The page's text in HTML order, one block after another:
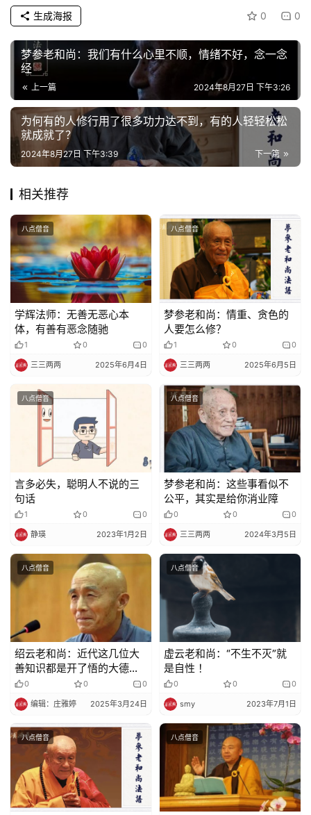
0 0
生成海报
梦参老和尚：我们有什么心里不顺，情绪不好，念一念
经
上一篇 2024年8月27日 下午3:26
为何有的人修行用了很多功力达不到，有的人轻轻松松
就成就了？
下一篇
2024年8月27日 下午3:39
相关推荐
八点僧音
学辉法师：无善无恶心本
体，有善有恶念随驰
1 0 0
三三两两 2025年6月4日
八点僧音
梦参老和尚：情重、贪色的
人要怎么修？
1 0 0
三三两两 2025年6月5日
八点僧音
言多必失，聪明人不说的三
句话
1 0 0
静瑛 2023年1月2日
八点僧音
梦参老和尚：这些事看似不
公平，其实是给你消业障
0 0 0
三三两两 2024年3月5日
八点僧音
绍云老和尚：近代这几位大
善知识都是开了悟的大德高
僧0 0 0
编辑：庄雅婷 2025年3月24日
八点僧音
虚云老和尚：“不生不灭”就
是自性 ！
0 0 0
smy 2023年7月1日
八点僧音 八点僧音